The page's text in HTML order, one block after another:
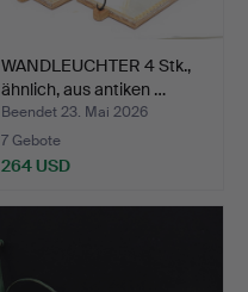
WANDLEUCHTER 4 Stk.,
ähnlich, aus antiken …
Beendet 23. Mai 2026
7 Gebote
264 USD